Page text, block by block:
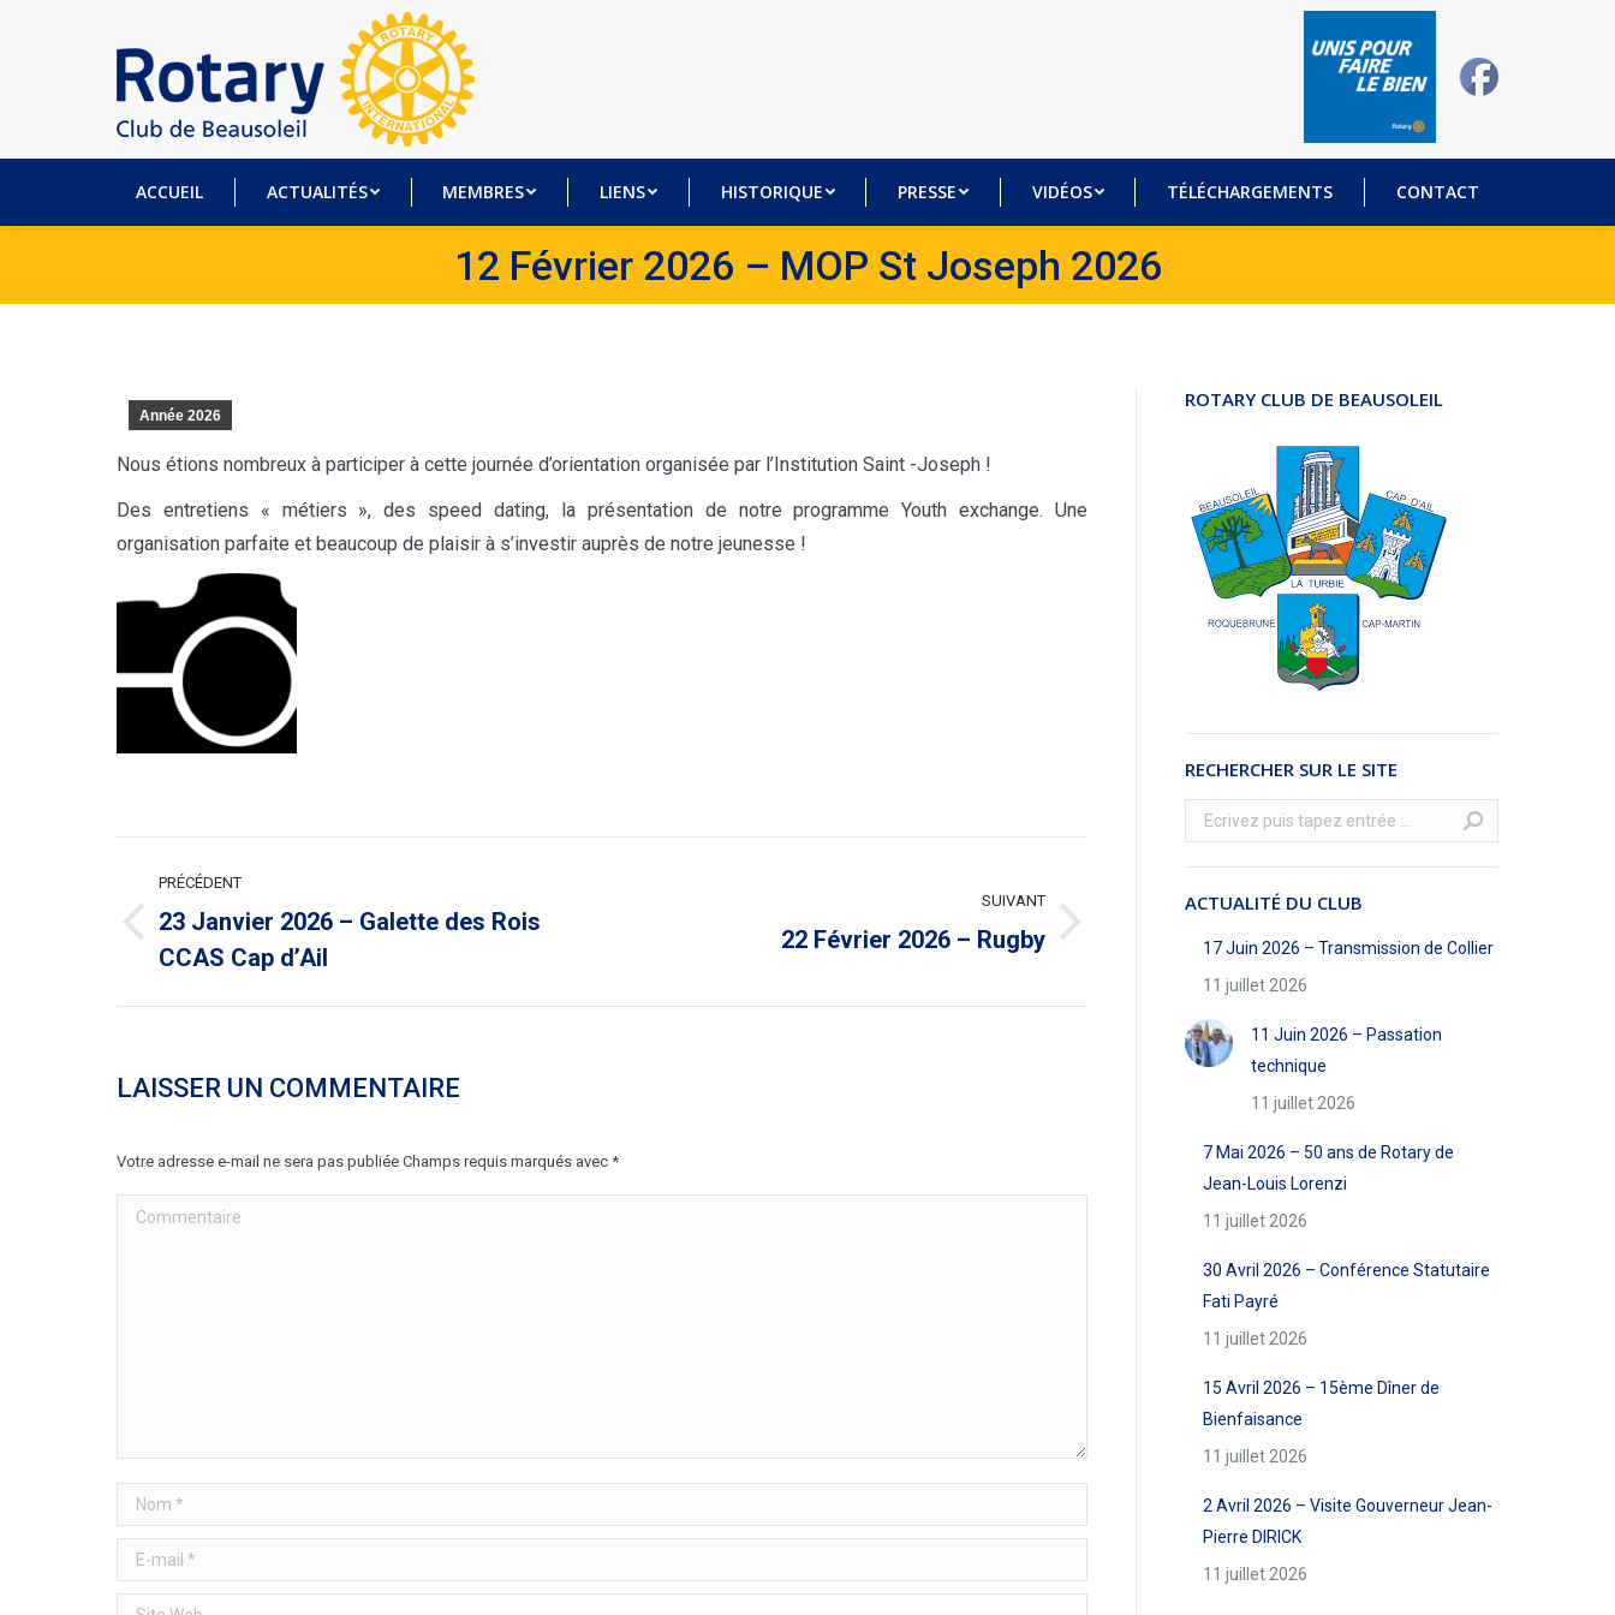
ACCUEIL ACTUALITÉS MEMBRES LIENS HISTORIQUE PRESSE VIDÉOS TÉLÉCHARGEMENTS CONTACT
12 Février 2026 – MOP St Joseph 2026
Année 2026
Nous étions nombreux à participer à cette journée d’orientation organisée par l’Institution Saint -Joseph !
Des entretiens « métiers », des speed dating, la présentation de notre programme Youth exchange. Une
organisation parfaite et beaucoup de plaisir à s’investir auprès de notre jeunesse !
ARTICLE
PRÉCÉDENT
Article
précédent
:
23 Janvier 2026 – Galette des Rois
CCAS Cap d’Ail
SUIVANT
:
22 Février 2026 – Rugby
LAISSER UN COMMENTAIRE
Votre adresse e-mail ne sera pas publiée Champs requis marqués avec *
Commentaire
Nom *
E-mail *
Site Web
ROTARY CLUB DE BEAUSOLEIL
RECHERCHER SUR LE SITE
Recherche
:
ACTUALITÉ DU CLUB
17 Juin 2026 – Transmission de Collier
11 juillet 2026
11 Juin 2026 – Passation
technique
11 juillet 2026
7 Mai 2026 – 50 ans de Rotary de
Jean-Louis Lorenzi
11 juillet 2026
30 Avril 2026 – Conférence Statutaire
Fati Payré
11 juillet 2026
15 Avril 2026 – 15ème Dîner de
Bienfaisance
11 juillet 2026
2 Avril 2026 – Visite Gouverneur Jean-
Pierre DIRICK
11 juillet 2026
ACTUALITÉS